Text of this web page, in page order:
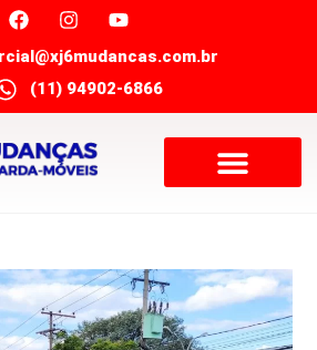
(11) 94902-6866